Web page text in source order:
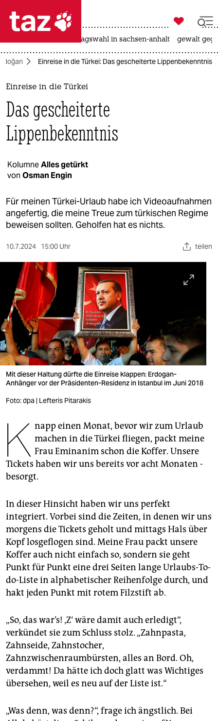
 taz zahl ich
taz zahl ich
themen
politik
öko
kultur
sport
berlin
nord
wahrheit
verlag
verlag
veranstaltungen
shop
fragen & hilfe
unterstützen
abo
epaper login

taz zahl ich
landtagswahl in sachsen-anhalt gewalt
Einreise in die Türkei: Das gescheiterte Lippenbekenntnis
Einreise in die Türkei
Das gescheiterte
Lippenbekenntnis
KolumneAlles getürkt
von Osman Engin
Für meinen Türkei-Urlaub habe ich Videoaufnahmen
angefertig, die meine Treue zum türkischen Regime
beweisen sollten. Geholfen hat es nichts.
10.7.2024 15:00 Uhr teilen
Mit dieser Haltung dürfte die Einreise klappen: Erdogan-
Anhänger vor der Präsidenten-Residenz in Istanbul im Juni 2018
Foto: dpa | Lefteris Pitarakis
K napp einen Monat, bevor wir zum ­Urlaub
machen in die Türkei fliegen, packt meine
Frau Eminanim schon die Koffer. Unsere
Tickets haben wir uns bereits vor acht Monaten ­
besorgt.
In dieser Hinsicht haben wir uns perfekt
integriert. Vorbei sind die Zeiten, in denen wir uns
morgens die Tickets geholt und mittags Hals über
Kopf losgeflogen sind. Meine Frau packt unsere
Koffer auch nicht einfach so, sondern sie geht
Punkt für Punkt eine drei Seiten lange Urlaubs-To-
do-Liste in alphabetischer Reihenfolge durch, und
hakt jeden Punkt mit rotem Filzstift ab.
„So, das war’s! ‚Z‘ wäre damit auch erledigt“,
verkündet sie zum Schluss stolz. „Zahnpasta,
Zahnseide, Zahnstocher,
Zahnzwischenraumbürsten, alles an Bord. Oh,
verdammt! Da hätte ich doch glatt was Wichtiges
übersehen, weil es neu auf der Liste ist.“
„Was denn, was denn?“, frage ich ängstlich. Bei